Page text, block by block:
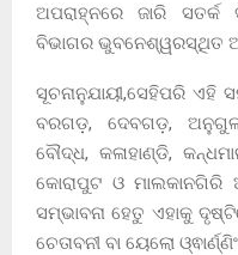
ଅପରାହ୍ନରେ ଜାରି ସତର୍କ
ବିଭାଗର ଭୁବନେଶ୍ୱରସ୍ଥିତ
ସୂଚନାନୁଯାୟୀ,ସେହିପରି
ବରଗଡ଼, ଦେବଗଡ଼,
ବୌଦ୍ଧ, କଳାହାଣ୍ଡି,
କୋରାପୁଟ ଓ ମାଲକାନଗିରି
ସମ୍ଭାବନା ହେତୁ ଏହାକୁ
ଚେତାବନୀ ବା ୟେଲୋ